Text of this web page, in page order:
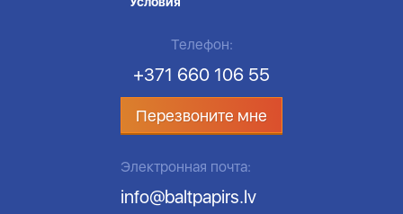
Телефон:
+371 660 106 55
Перезвоните мне
Электронная почта:
info@baltpapirs.lv